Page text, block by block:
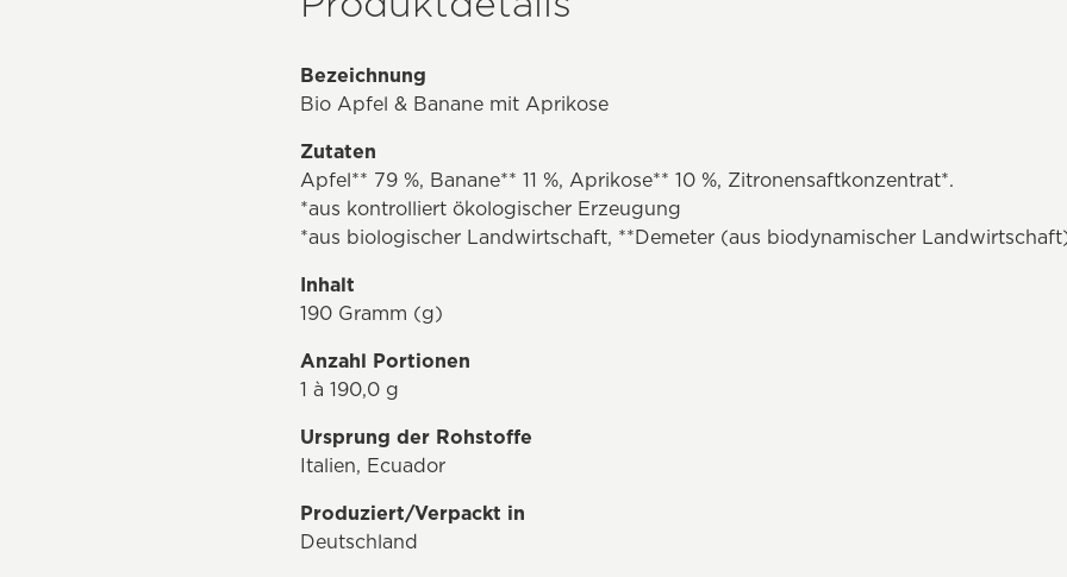
Bezeichnung
Bio Apfel & Banane mit Aprikose
Zutaten
Apfel** 79 %, Banane** 11 %, Aprikose** 10 %, Zitronensaftkonzentrat*.
*aus kontrolliert ökologischer Erzeugung
*aus biologischer Landwirtschaft, **Demeter (aus biodynamischer
Inhalt
190 Gramm (g)
Anzahl Portionen
1 à 190,0 g
Ursprung der Rohstoffe
Italien, Ecuador
Produziert/Verpackt in
Deutschland